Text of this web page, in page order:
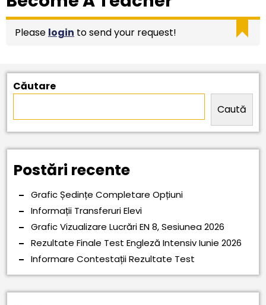
Please login to send your request!
Căutare
Caută
Postări recente
Grafic Ședințe Completare Opțiuni
Informații Transferuri Elevi
Grafic Vizualizare Lucrări EN 8, Sesiunea 2026
Rezultate Finale Test Engleză Intensiv Iunie 2026
Informare Contestații Rezultate Test